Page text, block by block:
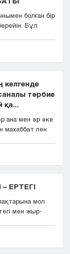
болған бір
Бұл
келгенде
тәрбие
қа...
ана мен әр әке
махаббат пен
ЕРТЕГІ
мол
мен жыр-